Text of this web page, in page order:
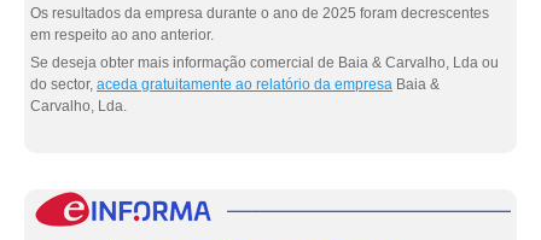
Os resultados da empresa durante o ano de 2025 foram decrescentes
em respeito ao ano anterior.
Se deseja obter mais informação comercial de Baia & Carvalho, Lda ou
do sector, aceda gratuitamente ao relatório da empresa Baia &
Carvalho, Lda.